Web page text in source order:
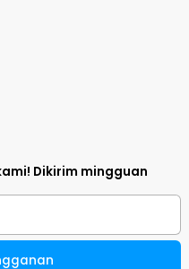
Dikirim mingguan